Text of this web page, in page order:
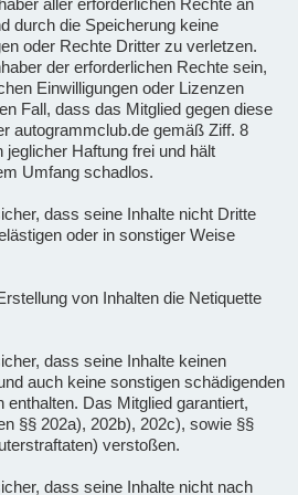
durch die Speicherung keine
oder Rechte Dritter zu verletzen.
der erforderlichen Rechte sein,
Einwilligungen oder Lizenzen
Fall, dass das Mitglied gegen diese
autogrammclub.de gemäß Ziff. 8
Haftung frei und hält
Umfang schadlos.
dass seine Inhalte nicht Dritte
oder in sonstiger Weise
von Inhalten die Netiquette
dass seine Inhalte keinen
auch keine sonstigen schädigenden
Das Mitglied garantiert,
§§ 202a), 202b), 202c), sowie §§
verstoßen.
dass seine Inhalte nicht nach